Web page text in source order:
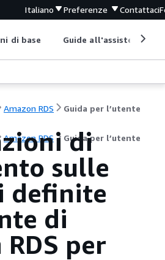
Italiano Preferenze Contattaci
di base Guide all'assistenza
Amazon RDS Guida per l’utente
Amazon RDS Guida per l’utente
di
sulle
definite
di
per